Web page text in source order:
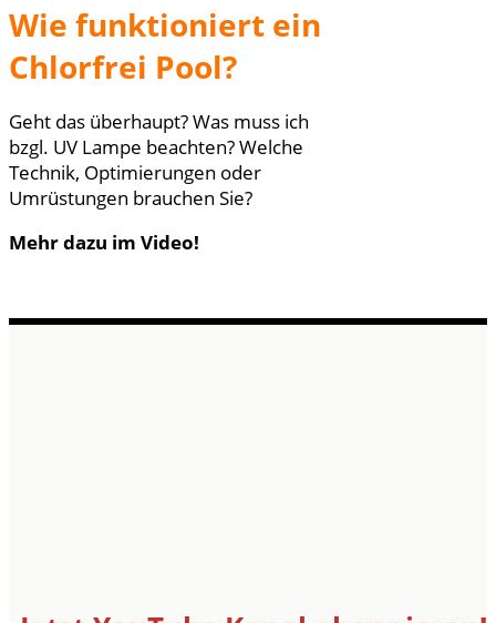
Wie funktioniert ein
Chlorfrei Pool?
Geht das überhaupt? Was muss ich
bzgl. UV Lampe beachten? Welche
Technik, Optimierungen oder
Umrüstungen brauchen Sie?
Mehr dazu im Video!